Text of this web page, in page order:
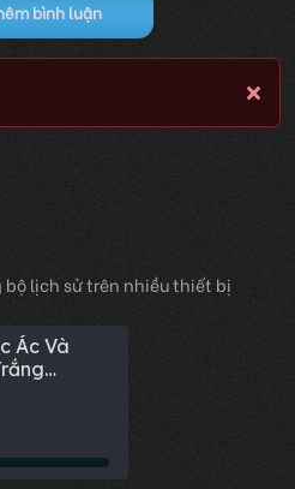
bình luận
bộ lịch sử trên nhiều thiết bị
Ác Và